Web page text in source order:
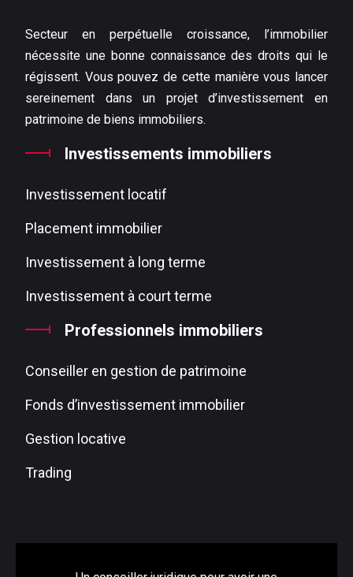
Secteur en perpétuelle croissance, l’immobilier
nécessite une bonne connaissance des droits qui le
régissent. Vous pouvez de cette manière vous lancer
sereinement dans un projet d’investissement en
patrimoine de biens immobiliers.
Investissements immobiliers
Investissement locatif
Placement immobilier
Investissement à long terme
Investissement à court terme
Professionnels immobiliers
Conseiller en gestion de patrimoine
Fonds d’investissement immobilier
Gestion locative
Trading